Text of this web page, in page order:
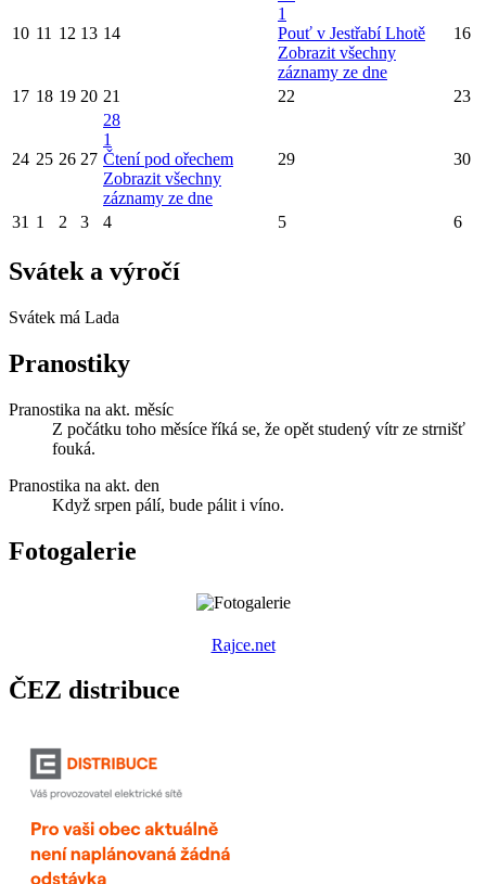
10 11 12 13 14
1
Pouť v Jestřabí Lhotě
Zobrazit všechny
záznamy ze dne
16
17 18 19 20 21 22 23
24 25 26 27
28
1
Čtení pod ořechem
Zobrazit všechny
záznamy ze dne
29 30
31 1 2 3 4 5 6
Svátek a výročí
Svátek má Lada
Pranostiky
Pranostika na akt. měsíc
Z počátku toho měsíce říká se, že opět studený vítr ze strnišť
fouká.
Pranostika na akt. den
Když srpen pálí, bude pálit i víno.
Fotogalerie
Rajce.net
ČEZ distribuce